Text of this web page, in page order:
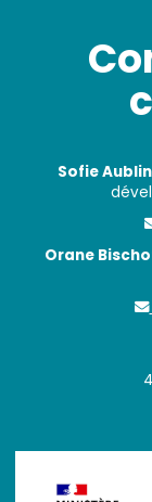
Sofie Aublin
Orane